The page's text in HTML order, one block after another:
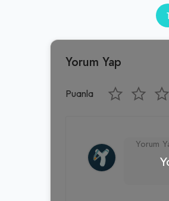
1
Yorum Yap
Puanla